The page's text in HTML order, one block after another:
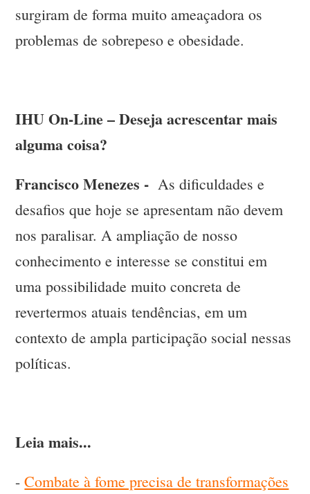
surgiram de forma muito ameaçadora os
problemas de sobrepeso e obesidade.
IHU On-Line – Deseja acrescentar mais
alguma coisa?
Francisco Menezes - As dificuldades e
desafios que hoje se apresentam não devem
nos paralisar. A ampliação de nosso
conhecimento e interesse se constitui em
uma possibilidade muito concreta de
revertermos atuais tendências, em um
contexto de ampla participação social nessas
políticas.
Leia mais...
-Combate à fome precisa de transformações